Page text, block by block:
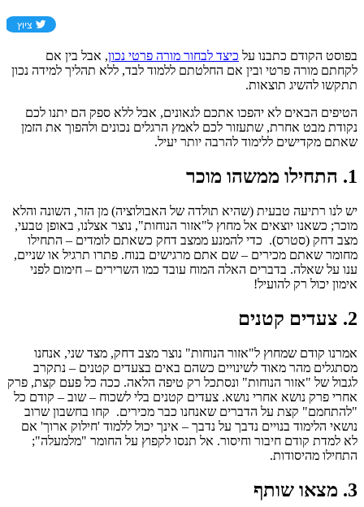
בפוסט הקודם כתבנו על כיצד לבחור מורה פרטי נכון, אבל בין אם
לקחתם מורה פרטי ובין אם החלטתם ללמוד לבד, ללא תהליך למידה נכון
תתקשו להשיג תוצאות.
הטיפים הבאים לא יהפכו אתכם לגאונים, אבל ללא ספק הם יתנו לכם
נקודת מבט אחרת, שתעזור לכם לאמץ הרגלים נכונים ולהפוך את הזמן
שאתם מקדישים ללימוד להרבה יותר יעיל.
1. התחילו ממשהו מוכר
יש לנו רתיעה טבעית (שהיא תולדה של האבולוציה) מן הזר, השונה והלא
מוכר; כשאנו יוצאים אל מחוץ ל"אזור הנוחות", נוצר אצלנו, באופן טבעי,
מצב דחק (סטרס). כדי להמנע ממצב דחק כשאתם לומדים – התחילו
מחומר שאתם מכירים – שם אתם מרגישים בנוח. פתרו תרגיל או שניים,
ענו על שאלה. בדברים האלה המוח עובד כמו השרירים – חימום לפני
אימון יכול רק להועיל!
2. צעדים קטנים
אמרנו קודם שמחוץ ל"אזור הנוחות" נוצר מצב דחק, מצד שני, אנחנו
מסתגלים מהר מאוד לשינויים כשהם באים בצעדים קטנים – נתקרב
לגבול של "אזור הנוחות" ונסתכל רק טיפה הלאה. ככה כל פעם קצת, פרק
אחרי פרק נושא אחרי נושא. צעדים קטנים בלי לשכוח – שוב – קודם כל
"להתחמם" קצת על הדברים שאנחנו כבר מכירים. קחו בחשבון שרוב
נושאי הלימוד בנויים נדבך על נדבך – אינך יכול ללמוד 'חילוק ארוך' אם
לא למדת קודם חיבור וחיסור. אל תנסו לקפוץ על החומר "מלמעלה";
התחילו מהיסודות.
3. מצאו שותף